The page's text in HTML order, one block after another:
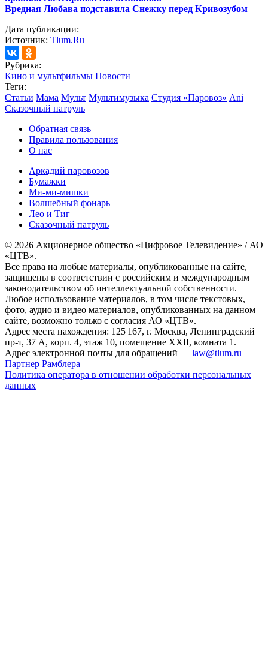
Вредная Любава подставила Снежку перед Кривозубом
Дата публикации:
Источник: Tlum.Ru
Рубрика:
Кино и мультфильмы Новости
Теги:
Статьи Мама Мульт Мультимузыка Студия «Паровоз» Ani
Сказочный патруль
Обратная связь
Правила пользования
О нас
Аркадий паровозов
Бумажки
Ми-ми-мишки
Волшебный фонарь
Лео и Тиг
Сказочный патруль
© 2026 Акционерное общество «Цифровое Телевидение» / АО
«ЦТВ».
Все права на любые материалы, опубликованные на сайте,
защищены в соответствии с российским и международным
законодательством об интеллектуальной собственности.
Любое использование материалов, в том числе текстовых,
фото, аудио и видео материалов, опубликованных на данном
сайте, возможно только с согласия АО «ЦТВ».
Адрес места нахождения: 125 167, г. Москва, Ленинградский
пр-т, 37 А, корп. 4, этаж 10, помещение XXII, комната 1.
Адрес электронной почты для обращений — law@tlum.ru
Партнер Рамблера
Политика оператора в отношении обработки персональных
данных